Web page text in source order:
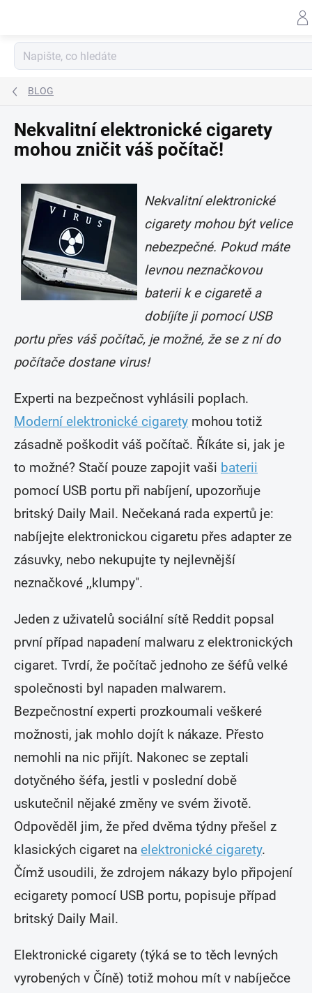
BLOG
Nekvalitní elektronické cigarety
mohou zničit váš počítač!
Nekvalitní elektronické
cigarety mohou být velice
nebezpečné. Pokud máte
levnou neznačkovou
baterii k e cigaretě a
dobíjíte ji pomocí USB
portu přes váš počítač, je možné, že se z ní do
počítače dostane virus!
Experti na bezpečnost vyhlásili poplach.
Moderní elektronické cigarety mohou totiž
zásadně poškodit váš počítač. Říkáte si, jak je
to možné? Stačí pouze zapojit vaši baterii
pomocí USB portu při nabíjení, upozorňuje
britský Daily Mail. Nečekaná rada expertů je:
nabíjejte elektronickou cigaretu přes adapter ze
zásuvky, nebo nekupujte ty nejlevnější
neznačkové ,,klumpy".
Jeden z uživatelů sociální sítě Reddit popsal
první případ napadení malwaru z elektronických
cigaret. Tvrdí, že počítač jednoho ze šéfů velké
společnosti byl napaden malwarem.
Bezpečnostní experti prozkoumali veškeré
možnosti, jak mohlo dojít k nákaze. Přesto
nemohli na nic přijít. Nakonec se zeptali
dotyčného šéfa, jestli v poslední době
uskutečnil nějaké změny ve svém životě.
Odpověděl jim, že před dvěma týdny přešel z
klasických cigaret na elektronické cigarety.
Čímž usoudili, že zdrojem nákazy bylo připojení
ecigarety pomocí USB portu, popisuje případ
britský Daily Mail.
Elektronické cigarety (týká se to těch levných
vyrobených v Číně) totiž mohou mít v nabíječce